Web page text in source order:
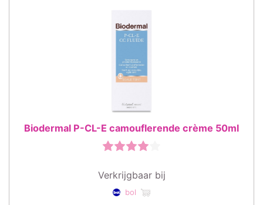
Biodermal P-CL-E camouflerende crème 50ml
Verkrijgbaar bij
bol